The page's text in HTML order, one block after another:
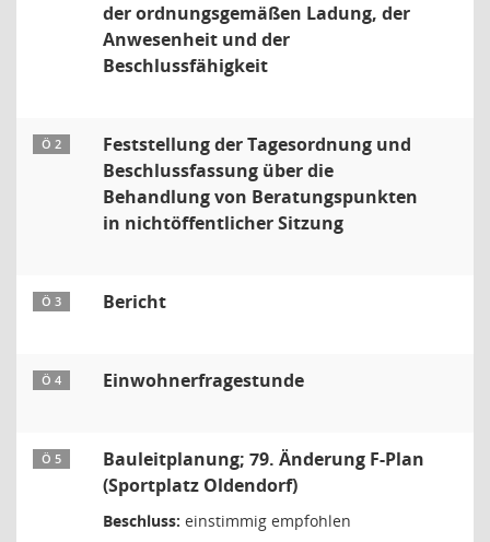
der ordnungsgemäßen Ladung, der
Anwesenheit und der
Beschlussfähigkeit
Ö 2
Feststellung der Tagesordnung und
Beschlussfassung über die
Behandlung von Beratungspunkten
in nichtöffentlicher Sitzung
Ö 3 Bericht
Ö 4 Einwohnerfragestunde
Ö 5
Bauleitplanung; 79. Änderung F-Plan
(Sportplatz Oldendorf)
Beschluss: einstimmig empfohlen